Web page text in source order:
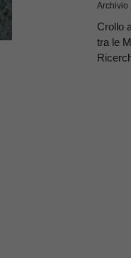
Archivio
Crollo
tra le